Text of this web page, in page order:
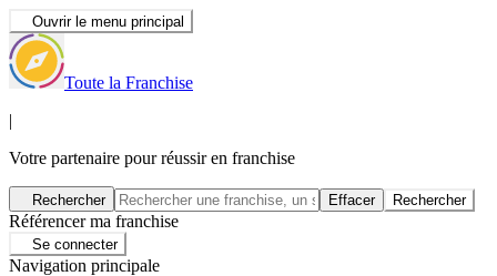
Ouvrir le menu principal
Toute la Franchise
|
Votre partenaire pour réussir en franchise
Rechercher Effacer Rechercher
Référencer ma franchise
Se connecter
Navigation principale